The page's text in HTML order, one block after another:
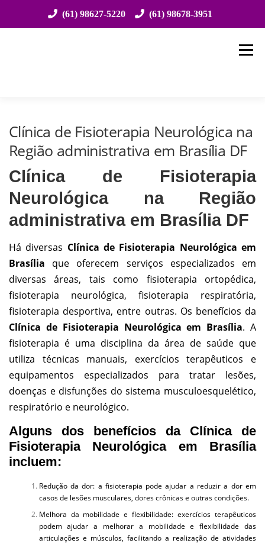
(61) 98627-5220 (61) 98678-3951
Menu
Clínica de Fisioterapia Neurológica na
Região administrativa em Brasília DF
Clínica de Fisioterapia
Neurológica na Região
administrativa em Brasília DF
Há diversas Clínica de Fisioterapia Neurológica em
Brasília que oferecem serviços especializados em
diversas áreas, tais como fisioterapia ortopédica,
fisioterapia neurológica, fisioterapia respiratória,
fisioterapia desportiva, entre outras. Os benefícios da
Clínica de Fisioterapia Neurológica em Brasília. A
fisioterapia é uma disciplina da área de saúde que
utiliza técnicas manuais, exercícios terapêuticos e
equipamentos especializados para tratar lesões,
doenças e disfunções do sistema musculoesquelético,
respiratório e neurológico.
Alguns dos benefícios da Clínica de
Fisioterapia Neurológicaem Brasília
incluem:
Redução da dor: a fisioterapia pode ajudar a reduzir a dor em
casos de lesões musculares, dores crônicas e outras condições.
Melhora da mobilidade e flexibilidade: exercícios terapêuticos
podem ajudar a melhorar a mobilidade e flexibilidade das
articulações e músculos, facilitando a realização de atividades